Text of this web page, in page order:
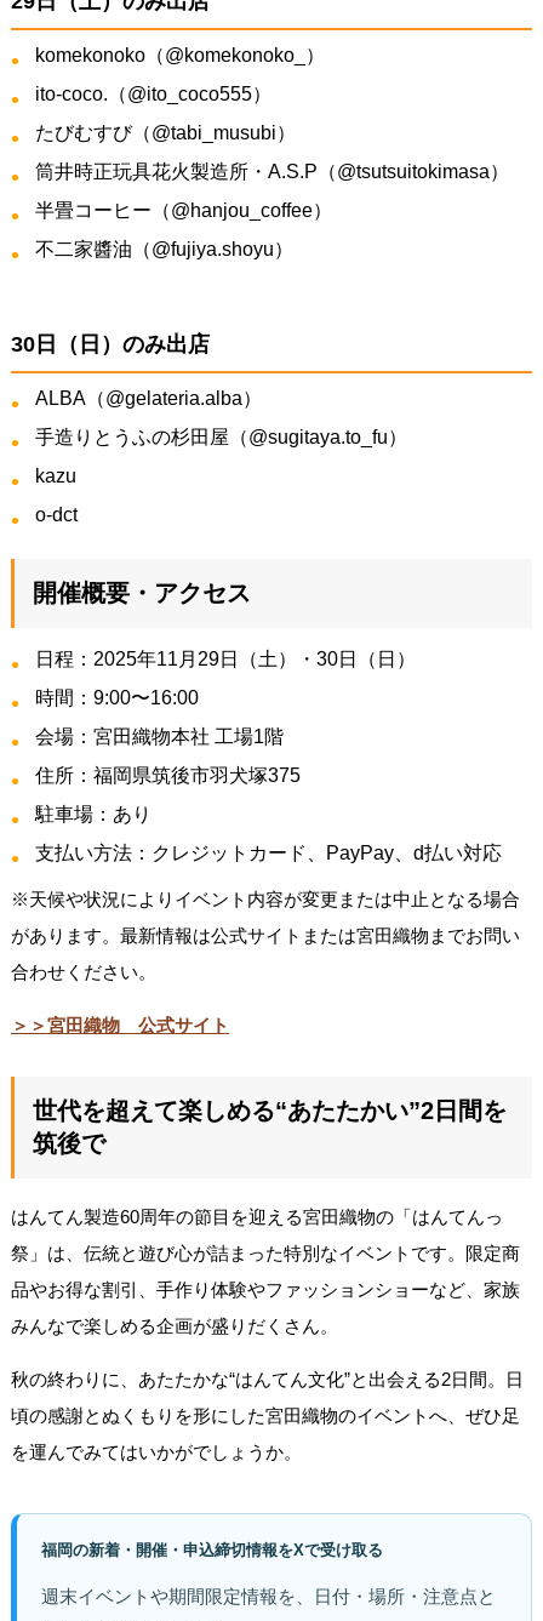
komekonoko（@komekonoko_）
ito-coco.（@ito_coco555）
たびむすび（@tabi_musubi）
筒井時正玩具花火製造所・A.S.P（@tsutsuitokimasa）
半畳コーヒー（@hanjou_coffee）
不二家醬油（@fujiya.shoyu）
30日（日）のみ出店
ALBA（@gelateria.alba）
手造りとうふの杉田屋（@sugitaya.to_fu）
kazu
o-dct
開催概要・アクセス
日程：2025年11月29日（土）・30日（日）
時間：9:00〜16:00
会場：宮田織物本社 工場1階
住所：福岡県筑後市羽犬塚375
駐車場：あり
支払い方法：クレジットカード、PayPay、d払い対応
※天候や状況によりイベント内容が変更または中止となる場合
があります。最新情報は公式サイトまたは宮田織物までお問い
合わせください。
＞＞宮田織物 公式サイト
世代を超えて楽しめる“あたたかい”2日間を
筑後で
はんてん製造60周年の節目を迎える宮田織物の「はんてんっ
祭」は、伝統と遊び心が詰まった特別なイベントです。限定商
品やお得な割引、手作り体験やファッションショーなど、家族
みんなで楽しめる企画が盛りだくさん。
秋の終わりに、あたたかな“はんてん文化”と出会える2日間。日
頃の感謝とぬくもりを形にした宮田織物のイベントへ、ぜひ足
を運んでみてはいかがでしょうか。
福岡の新着・開催・申込締切情報をXで受け取る
週末イベントや期間限定情報を、日付・場所・注意点と